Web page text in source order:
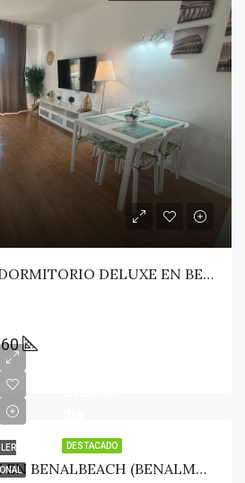
APARTAMENTO 1 DORMITORIO DELUXE EN BENALBEACH (BENALMÁDENA COSTA)
60
DESTACADO
ESTUDIO DELUXE EN BENALBEACH (BENALMÁDENA COSTA)